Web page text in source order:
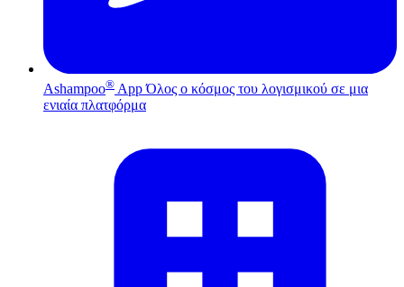
Ashampoo® App Όλος ο κόσμος του λογισμικού σε μια
ενιαία πλατφόρμα